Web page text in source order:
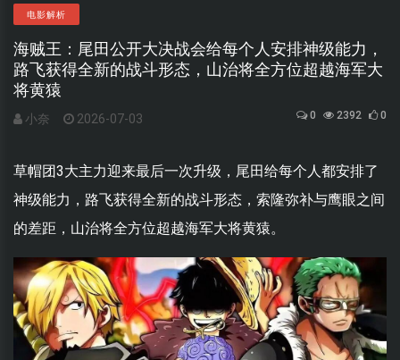
电影解析
海贼王：尾田公开大决战会给每个人安排神级能力，
路飞获得全新的战斗形态，山治将全方位超越海军大
将黄猿
小奈 2026-07-03 0 2392 0
草帽团3大主力迎来最后一次升级，尾田给每个人都安排了
神级能力，路飞获得全新的战斗形态，索隆弥补与鹰眼之间
的差距，山治将全方位超越海军大将黄猿。